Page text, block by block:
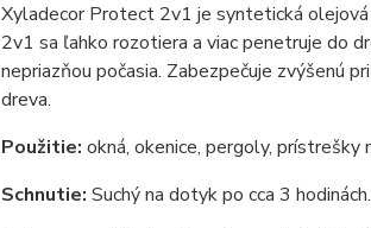
Xyladecor Protect 2v1 je syntetická
2v1 sa ľahko rozotiera a viac penetruje do
nepriazňou počasia. Zabezpečuje zvýšenú
dreva.
Použitie: okná, okenice, pergoly, prístrešky
Schnutie: Suchý na dotyk po cca 3